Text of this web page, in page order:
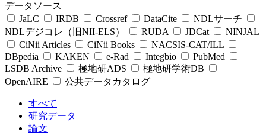
データソース
JaLC
IRDB Crossref DataCite
NDLサーチ
NDLデジコレ（旧NII-ELS）
RUDA JDCat
NINJAL
CiNii Articles
CiNii Books
NACSIS-CAT/ILL
DBpedia
KAKEN e-Rad Integbio
PubMed
LSDB Archive
極地研ADS
極地研学術DB
OpenAIRE
公共データカタログ
すべて
研究データ
論文